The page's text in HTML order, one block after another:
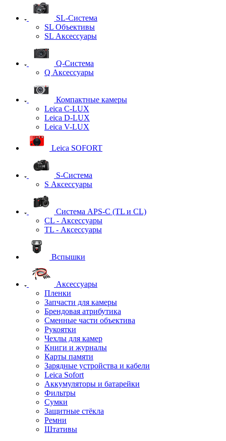
SL-Система
SL Объективы
SL Аксессуары
Q-Cистема
Q Аксессуары
Компактные камеры
Leica C-LUX
Leica D-LUX
Leica V-LUX
Leica SOFORT
S-Система
S Аксессуары
Система APS-C (TL и CL)
CL - Аксессуары
TL - Аксессуары
Вспышки
Аксессуары
Пленки
Запчасти для камеры
Брендовая атрибутика
Сменные части объектива
Рукоятки
Чехлы для камер
Книги и журналы
Карты памяти
Зарядные устройства и кабели
Leica Sofort
Аккумуляторы и батарейки
Фильтры
Сумки
Защитные стёкла
Ремни
Штативы